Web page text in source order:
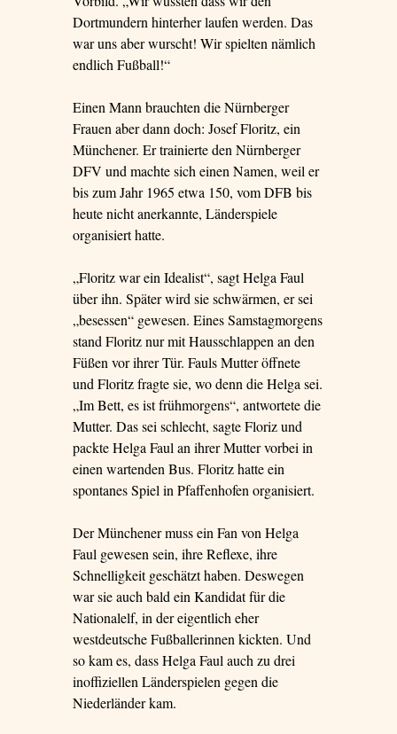
Dortmundern hinterher laufen werden. Das
war uns aber wurscht! Wir spielten nämlich
endlich Fußball!“
Einen Mann brauchten die Nürnberger
Frauen aber dann doch: Josef Floritz, ein
Münchener. Er trainierte den Nürnberger
DFV und machte sich einen Namen, weil er
bis zum Jahr 1965 etwa 150, vom DFB bis
heute nicht anerkannte, Länderspiele
organisiert hatte.
„Floritz war ein Idealist“, sagt Helga Faul
über ihn. Später wird sie schwärmen, er sei
„besessen“ gewesen. Eines Samstagmorgens
stand Floritz nur mit Hausschlappen an den
Füßen vor ihrer Tür. Fauls Mutter öffnete
und Floritz fragte sie, wo denn die Helga sei.
„Im Bett, es ist frühmorgens“, antwortete die
Mutter. Das sei schlecht, sagte Floriz und
packte Helga Faul an ihrer Mutter vorbei in
einen wartenden Bus. Floritz hatte ein
spontanes Spiel in Pfaffenhofen organisiert.
Der Münchener muss ein Fan von Helga
Faul gewesen sein, ihre Reflexe, ihre
Schnelligkeit geschätzt haben. Deswegen
war sie auch bald ein Kandidat für die
Nationalelf, in der eigentlich eher
westdeutsche Fußballerinnen kickten. Und
so kam es, dass Helga Faul auch zu drei
inoffiziellen Länderspielen gegen die
Niederländer kam.